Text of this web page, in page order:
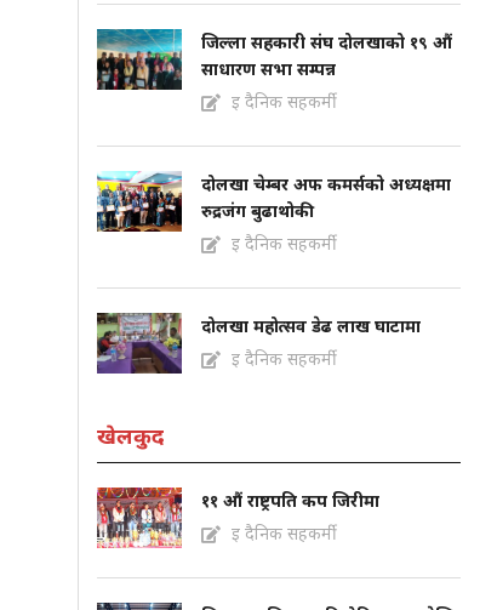
जिल्ला सहकारी संघ दोलखाको १९ औं
साधारण सभा सम्पन्न
इ दैनिक सहकर्मी
दोलखा चेम्बर अफ कमर्सको अध्यक्षमा
रुद्रजंग बुढाथोकी
इ दैनिक सहकर्मी
दोलखा महोत्सव डेढ लाख घाटामा
इ दैनिक सहकर्मी
खेलकुद
११ औं राष्ट्रपति कप जिरीमा
इ दैनिक सहकर्मी